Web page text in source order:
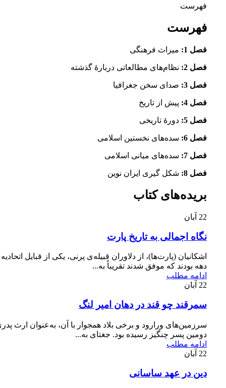
فهرست
فهرست
فصل 1: میراث فرهنگی
فصل 2: نظام‌های مطالعاتی دربارۀ گذشته
فصل 3: صدای سخن جغرافیا
فصل 4: پیش از تاریخ
فصل 5: دورۀ تاریخی
فصل 6: سده‌های نخستین اسلامی
فصل 7: سده‌های میانی اسلامی
فصل 8: شکل گیری ایران نوین
بریده‌های کتاب
22 آبان
نگاه اجمالی به تاریخ پارت
اشکانیان (پارت‌ها)، از دلاوران قبیله‌ی پرنی، یکی از قبایل
دهه بودند که موفق شدند تقریباً به...
ادامه مطلب
22 آبان
سمرقند چو قند در دهان امیر لنگ
سرزمین‌های ورارود و برخی بلاد همجوار با آن، به‌عنوان ارث
دومین پسر چنگیز رسیده بود. جغتای به...
ادامه مطلب
22 آبان
دین در عهد ساسانی